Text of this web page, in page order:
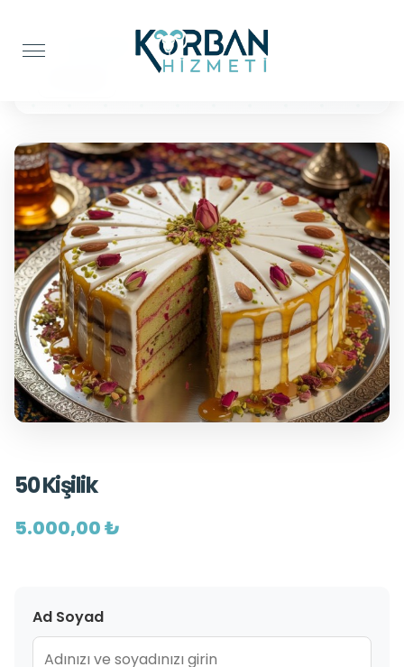
Pasta İkramı
50 Kişilik
5.000,00 ₺
Ad Soyad